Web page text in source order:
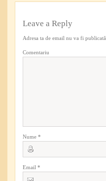
Leave a Reply
Adresa ta de email nu va fi publicată.
Comentariu
Nume *
Email *